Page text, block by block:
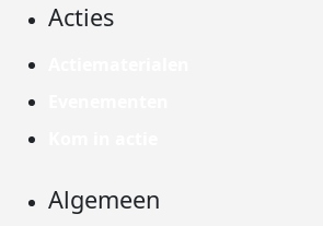
Acties
Algemeen